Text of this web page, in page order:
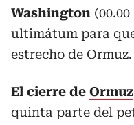
Washington
ultimátum para
estrecho de Ormuz.
El cierre de Ormuz
quinta parte del